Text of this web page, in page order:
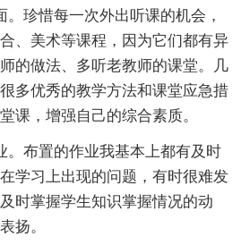
。珍惜每一次外出听课的机会，
、美术等课程，因为它们都有异
的做法、多听老教师的课堂。几
多优秀的教学方法和课堂应急措
课，增强自己的综合素质。
。布置的作业我基本上都有及时
学习上出现的问题，有时很难发
时掌握学生知识掌握情况的动
扬。